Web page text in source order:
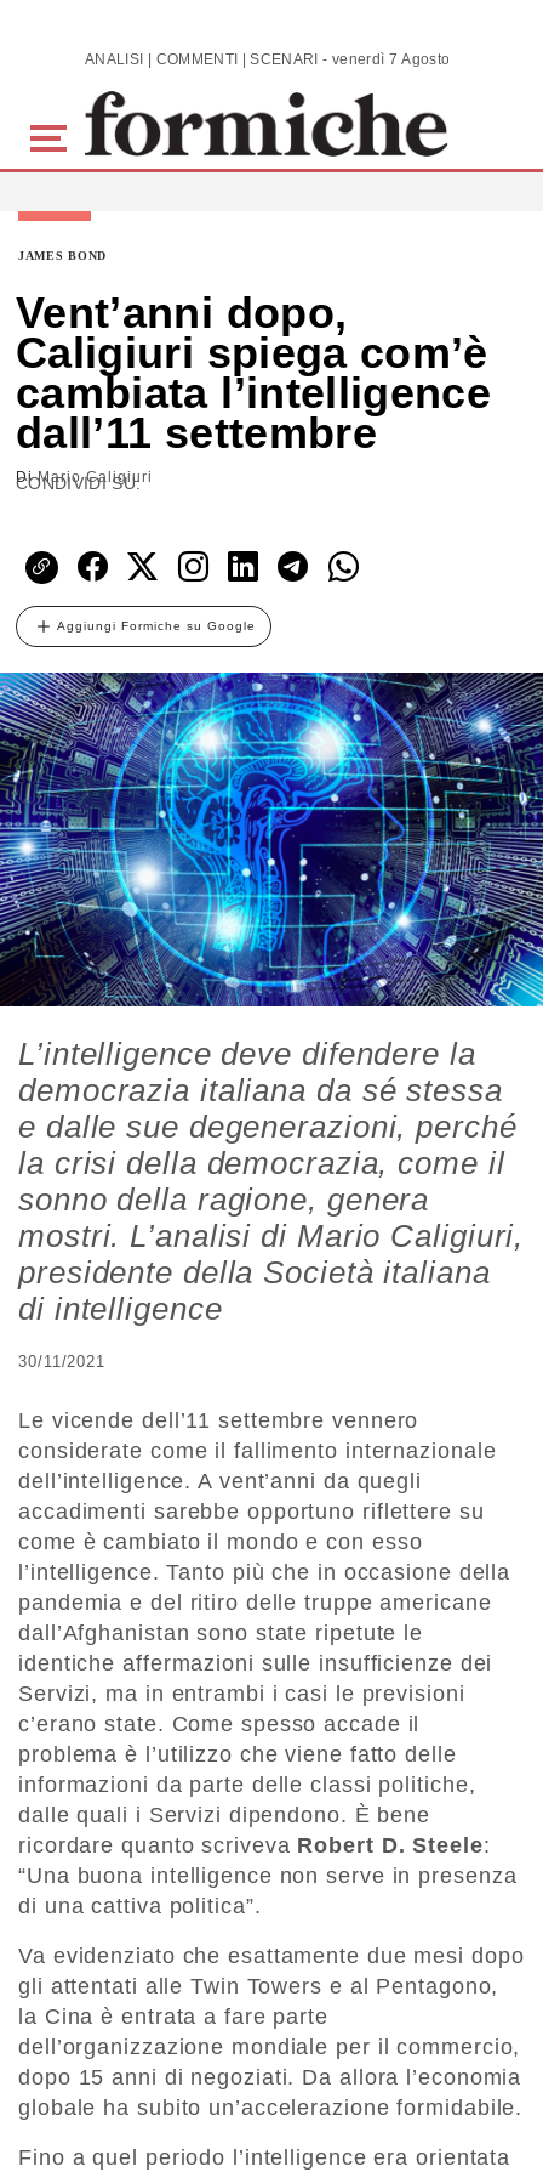
Skip to main content ANALISI | COMMENTI | SCENARI - venerdì 7 Agosto 2026
JAMES BOND
Vent’anni dopo,
Caligiuri spiega com’è
cambiata l’intelligence
dall’11 settembre
DiMario Caligiuri
CONDIVIDI SU:
Aggiungi Formiche su Google
L’intelligence deve difendere la
democrazia italiana da sé stessa
e dalle sue degenerazioni, perché
la crisi della democrazia, come il
sonno della ragione, genera
mostri. L’analisi di Mario Caligiuri,
presidente della Società italiana
di intelligence
30/11/2021
Le vicende dell’11 settembre vennero
considerate come il fallimento internazionale
dell’intelligence. A vent’anni da quegli
accadimenti sarebbe opportuno riflettere su
come è cambiato il mondo e con esso
l’intelligence. Tanto più che in occasione della
pandemia e del ritiro delle truppe americane
dall’Afghanistan sono state ripetute le
identiche affermazioni sulle insufficienze dei
Servizi, ma in entrambi i casi le previsioni
c’erano state. Come spesso accade il
problema è l’utilizzo che viene fatto delle
informazioni da parte delle classi politiche,
dalle quali i Servizi dipendono. È bene
ricordare quanto scriveva Robert D. Steele:
“Una buona intelligence non serve in presenza
di una cattiva politica”.
Va evidenziato che esattamente due mesi dopo
gli attentati alle Twin Towers e al Pentagono,
la Cina è entrata a fare parte
dell’organizzazione mondiale per il commercio,
dopo 15 anni di negoziati. Da allora l’economia
globale ha subito un’accelerazione formidabile.
Fino a quel periodo l’intelligence era orientata